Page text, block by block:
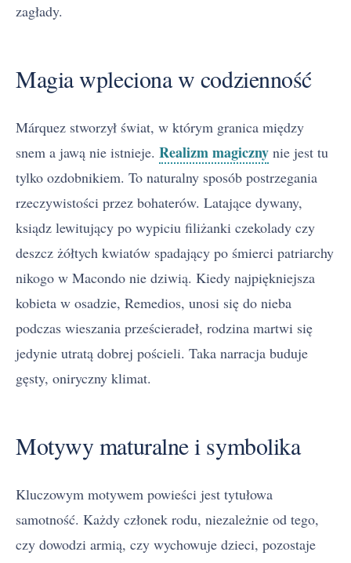
zagłady.
Magia wpleciona w codzienność
Márquez stworzył świat, w którym granica między
snem a jawą nie istnieje. Realizm magiczny nie jest tu
tylko ozdobnikiem. To naturalny sposób postrzegania
rzeczywistości przez bohaterów. Latające dywany,
ksiądz lewitujący po wypiciu filiżanki czekolady czy
deszcz żółtych kwiatów spadający po śmierci patriarchy
nikogo w Macondo nie dziwią. Kiedy najpiękniejsza
kobieta w osadzie, Remedios, unosi się do nieba
podczas wieszania prześcieradeł, rodzina martwi się
jedynie utratą dobrej pościeli. Taka narracja buduje
gęsty, oniryczny klimat.
Motywy maturalne i symbolika
Kluczowym motywem powieści jest tytułowa
samotność. Każdy członek rodu, niezależnie od tego,
czy dowodzi armią, czy wychowuje dzieci, pozostaje